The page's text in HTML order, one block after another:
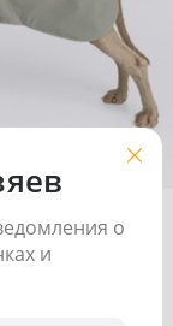
о
и
дождь